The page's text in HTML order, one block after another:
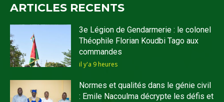
ARTICLES RECENTS
3e Légion de Gendarmerie : le colonel
Théophile Florian Koudbi Tago aux
commandes
il y'a 9 heures
Normes et qualités dans le génie civil
: Emile Nacoulma décrypte les défis et